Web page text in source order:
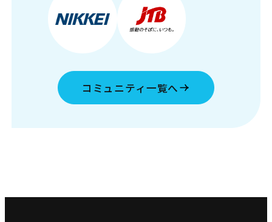
コミュニティ一覧へ